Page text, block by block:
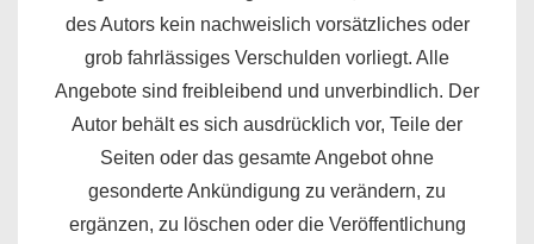
des Autors kein nachweislich vorsätzliches oder
grob fahrlässiges Verschulden vorliegt. Alle
Angebote sind freibleibend und unverbindlich. Der
Autor behält es sich ausdrücklich vor, Teile der
Seiten oder das gesamte Angebot ohne
gesonderte Ankündigung zu verändern, zu
ergänzen, zu löschen oder die Veröffentlichung